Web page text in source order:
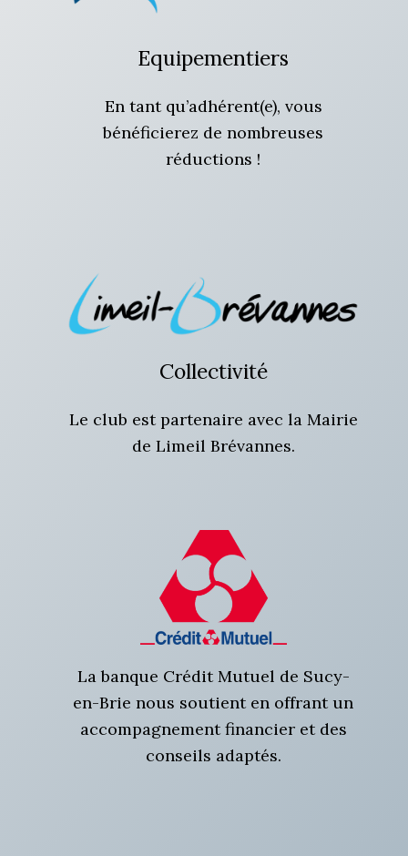
Equipementiers
En tant qu’adhérent(e), vous
bénéficierez de nombreuses
réductions !
Collectivité
Le club est partenaire avec la Mairie
de Limeil Brévannes.
La banque Crédit Mutuel de Sucy-
en-Brie nous soutient en offrant un
accompagnement financier et des
conseils adaptés.